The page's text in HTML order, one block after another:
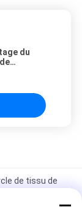
du
de tissu de